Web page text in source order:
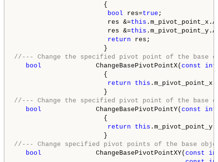
{
bool res=true ;
res &=this
res &=this
return res;
//--- Change the specified pivot point of the base
bool ChangeBasePivotPointX( const int
{
return
this
//--- Change the specified pivot point of the base
bool ChangeBasePivotPointY( const int
{
return
this
//--- Change specified pivot points of the base
bool ChangeBasePivotPointXY( const